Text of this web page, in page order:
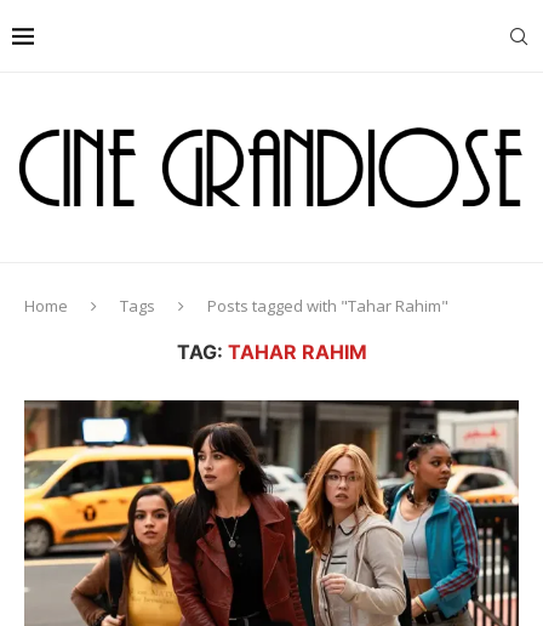
Home Tags Posts tagged with "Tahar Rahim"
TAG: TAHAR RAHIM